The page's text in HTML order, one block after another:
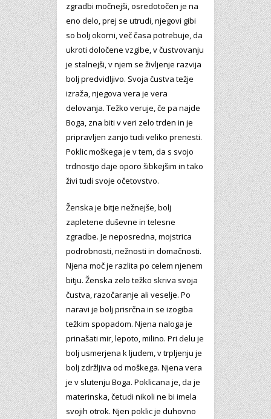
zgradbi močnejši, osredotočen je na
eno delo, prej se utrudi, njegovi gibi
so bolj okorni, več časa potrebuje, da
ukroti določene vzgibe, v čustvovanju
je stalnejši, v njem se življenje razvija
bolj predvidljivo. Svoja čustva težje
izraža, njegova vera je vera
delovanja. Težko veruje, če pa najde
Boga, zna biti v veri zelo trden in je
pripravljen zanjo tudi veliko prenesti.
Poklic moškega je v tem, da s svojo
trdnostjo daje oporo šibkejšim in tako
živi tudi svoje očetovstvo.
Ženska je bitje nežnejše, bolj
zapletene duševne in telesne
zgradbe. Je neposredna, mojstrica
podrobnosti, nežnosti in domačnosti.
Njena moč je razlita po celem njenem
bitju. Ženska zelo težko skriva svoja
čustva, razočaranje ali veselje. Po
naravi je bolj prisrčna in se izogiba
težkim spopadom. Njena naloga je
prinašati mir, lepoto, milino. Pri delu je
bolj usmerjena k ljudem, v trpljenju je
bolj zdržljiva od moškega. Njena vera
je v slutenju Boga. Poklicana je, da je
materinska, četudi nikoli ne bi imela
svojih otrok. Njen poklic je duhovno